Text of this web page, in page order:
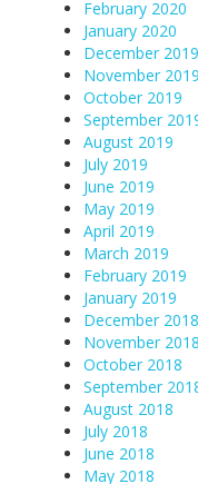
February 2020
January 2020
December 2019
November 2019
October 2019
September
August 2019
July 2019
June 2019
May 2019
April 2019
March 2019
February 2019
January 2019
December 2018
November 2018
October 2018
September
August 2018
July 2018
June 2018
May 2018